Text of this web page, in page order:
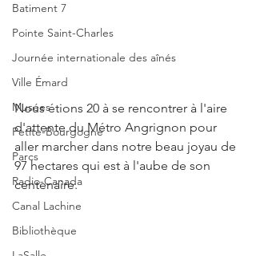
Batiment 7
Pointe Saint-Charles
Journée internationale des aînés
Ville Émard
Musées
Petite-Bourgogne
Parcs
Radio-Canada
Canal Lachine
Bibliothèque
Nous étions 20 à se rencontrer à l'aire
d'attente du Métro Angrignon pour
aller marcher dans notre beau joyau de
97 hectares qui est à l'aube de son
centenaire.